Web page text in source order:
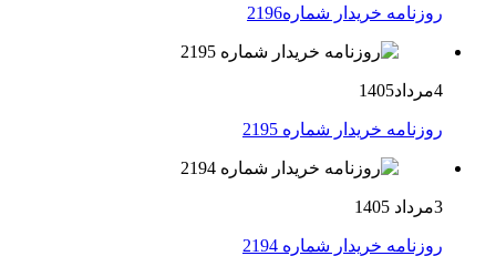
روزنامه خریدار شماره2196
4مرداد1405
روزنامه خریدار شماره 2195
3مرداد 1405
روزنامه خریدار شماره 2194